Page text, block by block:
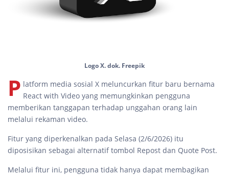
Logo X. dok. Freepik
P latform media sosial X meluncurkan fitur baru bernama
React with Video yang memungkinkan pengguna
memberikan tanggapan terhadap unggahan orang lain
melalui rekaman video.
Fitur yang diperkenalkan pada Selasa (2/6/2026) itu
diposisikan sebagai alternatif tombol Repost dan Quote Post.
Melalui fitur ini, pengguna tidak hanya dapat membagikan